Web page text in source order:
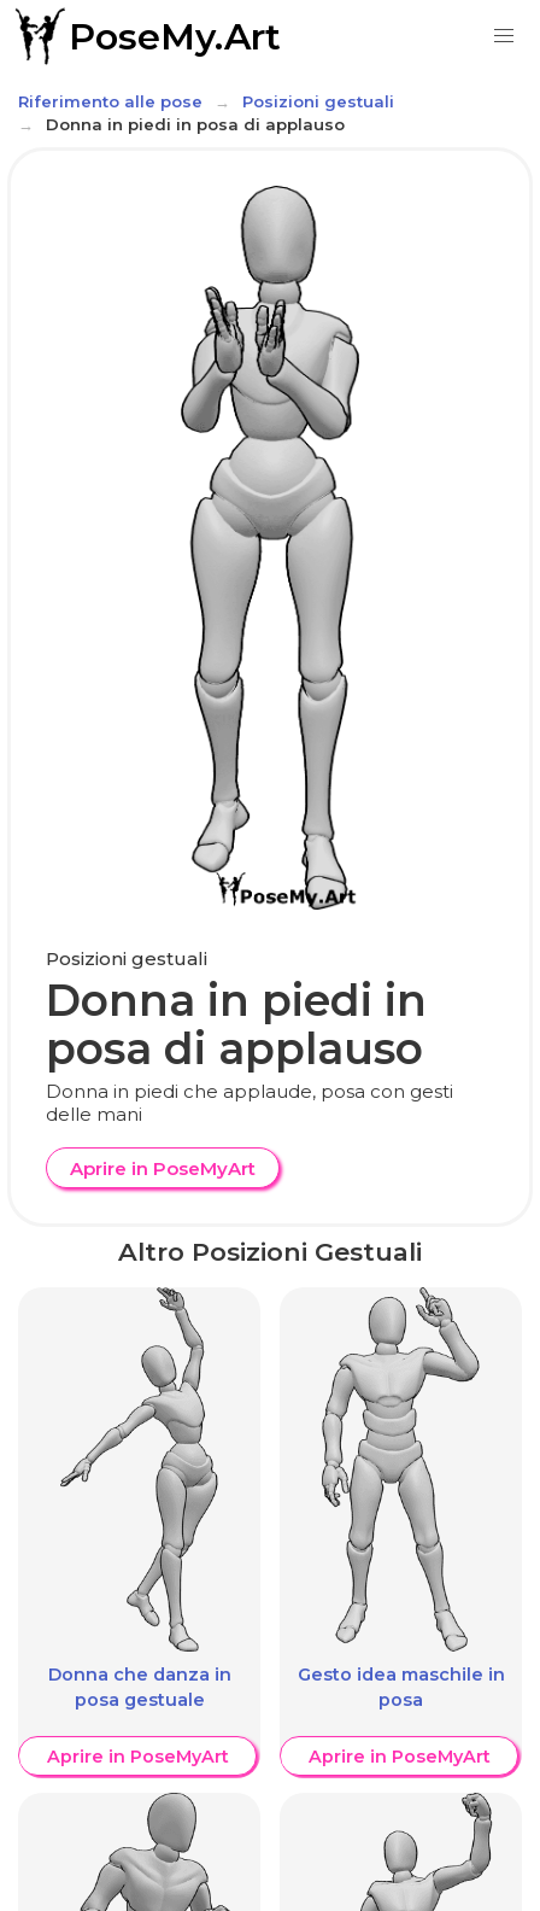
PoseMy.Art
Riferimento alle pose
Posizioni gestuali
Donna in piedi in posa di applauso
Posizioni gestuali
Donna in piedi in
posa di applauso
Donna in piedi che applaude, posa con gesti
delle mani
Aprire in PoseMyArt
Altro Posizioni Gestuali
Donna che danza in
posa gestuale
Aprire in PoseMyArt
Gesto idea maschile in
posa
Aprire in PoseMyArt